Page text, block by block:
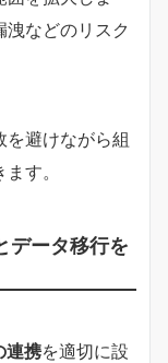
などのリスク
避けながら組
す。
データ移行を
連携を適切に設